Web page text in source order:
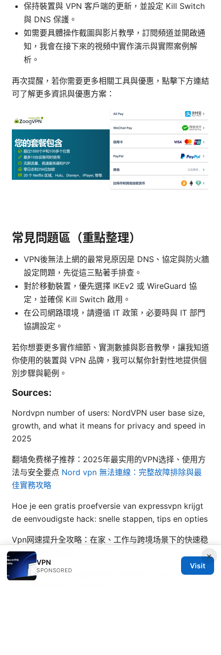
保持裝置與 VPN 客戶端的更新，並設定 Kill Switch
與 DNS 保護。
如需要具體操作截圖與影片教學，訂閱頻道並開啟通
知，我會在接下來的視頻中實作演示與實際案例解
析。
再次提醒，若你需要更多相關工具與優惠，點擊下方連結
可了解更多資訊與優惠方案：
常見問題區（重點整理）
VPN後無法上網的最常見原因是 DNS、協定與防火牆
設定問題，先從這三點著手排查。
對於移動裝置，優先選擇 IKEv2 或 WireGuard 協
定，並確保 Kill Switch 啟用。
在公司網路環境，請遵循 IT 政策，必要時與 IT 部門
協調設定。
若你想要更多實作細節、實測數據與影音教學，讓我知道
你使用的裝置與 VPN 品牌，我可以幫你針對性地提供個
別步驟與範例。
Sources:
Nordvpn number of users: NordVPN user base size,
growth, and what it means for privacy and speed in
2025
翻墙免费梯子推荐：2025年最实用的VPN选择、使用方
法与安全要点 Nord vpn 無法連線：完整故障排除與最
佳實務攻略
Hoe je een gratis proefversie van expressvpn krijgt
de eenvoudigste hack: snelle stappen, tips en opties
Vpn网速提升全攻略：在家、工作与跨境场景下的快速稳
定连接与隐私保护
Las mejores vpn gratis para android tv box en 2026
×
VPN
SPONSORED
Visit